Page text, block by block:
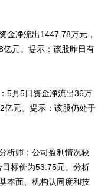
金净流出1447.78万元，
元。提示：该股昨日有
5月5日资金净流出36万
亿元。提示：该股仍处于
析师：公司盈利情况较
标价为53.75元。分析
本面、机构认同度和技